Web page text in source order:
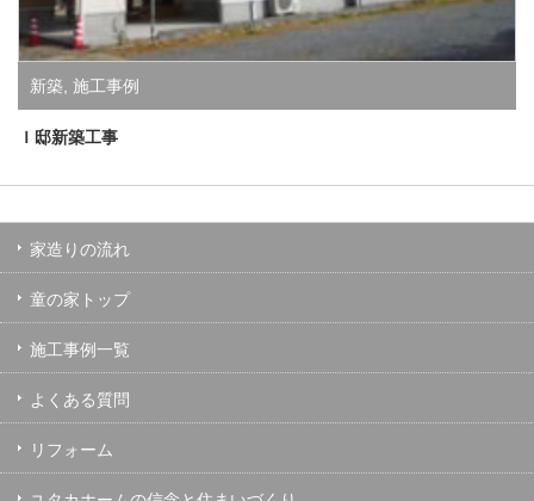
新築 施工事例
Ｉ邸新築工事
家造りの流れ
童の家トップ
施工事例一覧
よくある質問
リフォーム